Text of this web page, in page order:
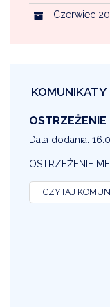
Czerwiec
KOMUNIKATY
Data dodania:
OSTRZEŻENIE
CZYTAJ